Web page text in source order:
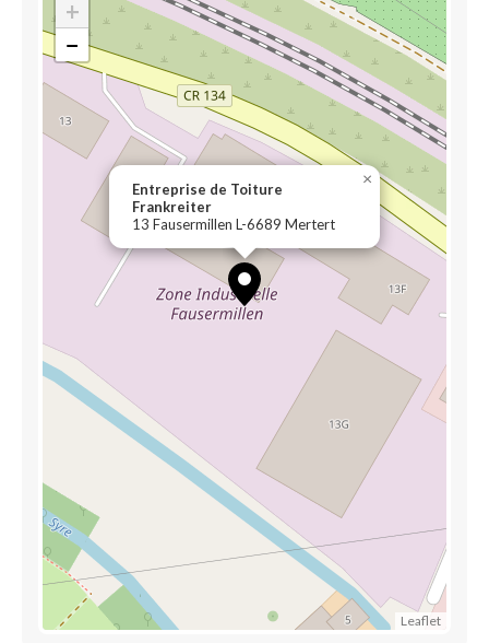
Entreprise de Toiture
Frankreiter
13 Fausermillen L-6689 Mertert
×
+
−
Leaflet